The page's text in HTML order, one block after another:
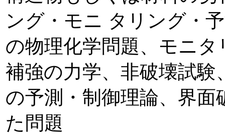
ング・モニ タリング・
の物理化学問題、モニ
補強の力学、非破壊試
の予測・制御理論、界
た問題